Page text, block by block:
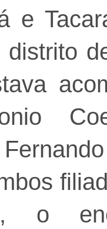
e
distrito
o